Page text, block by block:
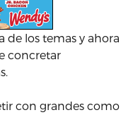
de los temas y ahora
concretar
con grandes como